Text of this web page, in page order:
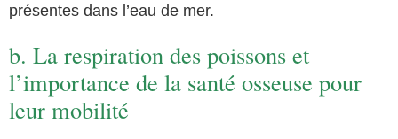
présentes dans l’eau de mer.
b. La respiration des poissons et
l’importance de la santé osseuse pour
leur mobilité